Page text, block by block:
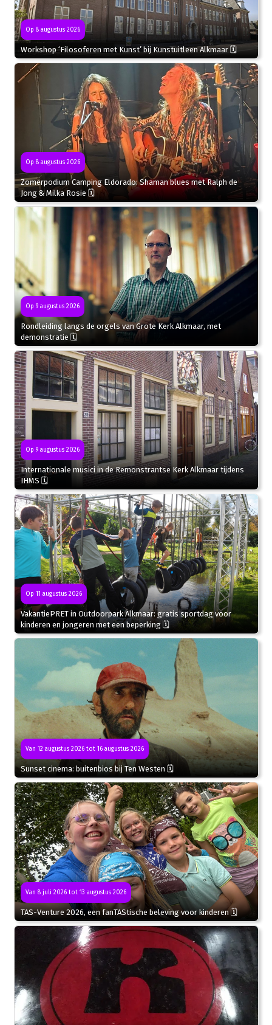
Op 8 augustus 2026
Workshop ‘Filosoferen met Kunst’ bij Kunstuitleen Alkmaar 🗓
Op 8 augustus 2026
Zomerpodium Camping Eldorado: Shaman blues met Ralph de
Jong & Milka Rosie 🗓
Op 9 augustus 2026
Rondleiding langs de orgels van Grote Kerk Alkmaar, met
demonstratie 🗓
Op 9 augustus 2026
Internationale musici in de Remonstrantse Kerk Alkmaar tijdens
IHMS 🗓
Op 11 augustus 2026
VakantiePRET in Outdoorpark Alkmaar: gratis sportdag voor
kinderen en jongeren met een beperking 🗓
Van 12 augustus 2026 tot 16 augustus 2026
Sunset cinema: buitenbios bij Ten Westen 🗓
Van 8 juli 2026 tot 13 augustus 2026
TAS-Venture 2026, een fanTAStische beleving voor kinderen 🗓